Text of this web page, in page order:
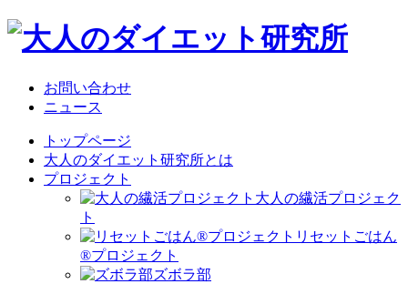
お問い合わせ
ニュース
トップページ
大人のダイエット研究所とは
プロジェクト
大人の繊活プロジェク
ト
リセットごはん
®プロジェクト
ズボラ部